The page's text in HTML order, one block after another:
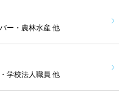
ー・農林水産 他
学校法人職員 他